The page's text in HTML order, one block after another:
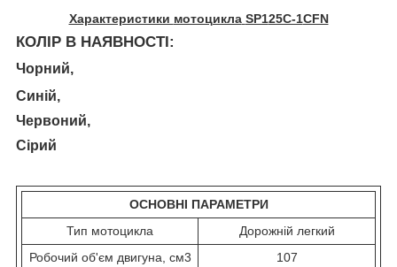
Характеристики мотоцикла SP125C-1CFN
КОЛІР В НАЯВНОСТІ:
Чорний,
Синій,
Червоний,
Сірий
ОСНОВНІ ПАРАМЕТРИ
Тип мотоцикла
Дорожній легкий
Робочий об'єм двигуна, см3
107